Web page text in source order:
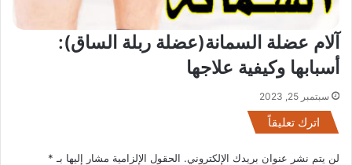
آلام عضلة السمانة(عضلة ربلة الساق):
أسبابها وكيفية علاجها
سبتمبر 25, 2023
اترك تعليقاً
لن يتم نشر عنوان بريدك الإلكتروني. الحقول الإلزامية مشار إليها بـ *